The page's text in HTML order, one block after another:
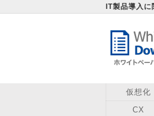
IT製品導入
仮想化
CX